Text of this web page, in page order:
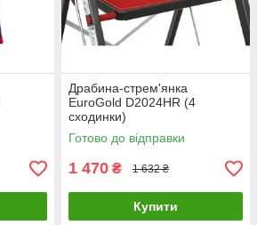
Драбина-стрем'янка
EuroGold D2024HR (4
сходинки)
Готово до відправки
1 470 ₴ 1 632 ₴
Купити